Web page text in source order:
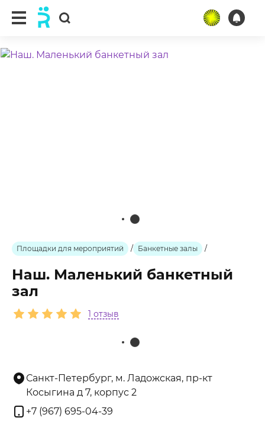
Площадки для мероприятий / Банкетные залы /
Наш. Маленький банкетный
зал
1 отзыв
Санкт-Петербург, м. Ладожская, пр-кт
Косыгина д 7, корпус 2
+7 (967) 695-04-39